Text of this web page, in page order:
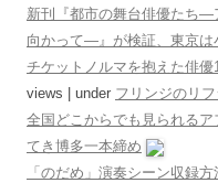
新刊『都市の舞台俳優たち―
向かって―』が検証、東京は
チケットノルマを抱えた俳
views
under フリンジのリ
全国どこからでも見られる
てき博多一本締め
「のだめ」演奏シーン収録方